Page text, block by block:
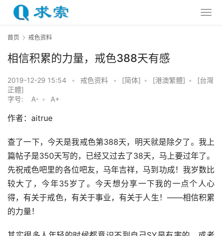
首页 戒色资料
相信积累的力量，戒色388天有感
2019-12-29 15:54 • 戒色资料 • [简体] • [港澳繁體] •
[台灣
正體]
字号:
A- • A+
作者：aitrue
查了一下，今天是我戒色第388天，明天就是除夕了。我上
篇帖子是350天写的，已经又过去了38天，马上要过年了。
先祝戒色吧里的各位吧友，马年吉祥，马到功成！我岁数比
较大了，今年35岁了。今天想分享一下我的一点个人心
得，有关于戒色，有关于事业，有关于人生！——相信积累
的力量！